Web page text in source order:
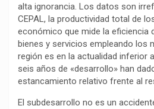
o
k
p
p
a
m
n
k
t
i
r
alta ignorancia. Los datos son
CEPAL, la productividad total de
económico que mide la eficiencia
bienes y servicios empleando los
región es en la actualidad inferior
seis años de «desarrollo» han
estancamiento relativo frente al
El subdesarrollo no es un